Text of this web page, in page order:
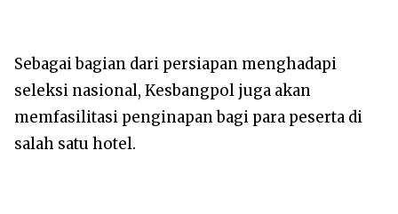
‎Sebagai bagian dari persiapan menghadapi
seleksi nasional, Kesbangpol juga akan
memfasilitasi penginapan bagi para peserta di
salah satu hotel.